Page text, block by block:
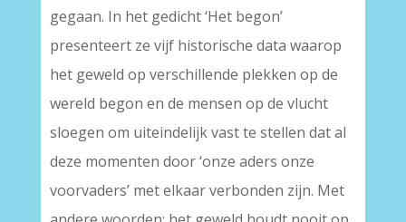
gegaan. In het gedicht ‘Het begon’
presenteert ze vijf historische data waarop
het geweld op verschillende plekken op de
wereld begon en de mensen op de vlucht
sloegen om uiteindelijk vast te stellen dat al
deze momenten door ‘onze aders onze
voorvaders’ met elkaar verbonden zijn. Met